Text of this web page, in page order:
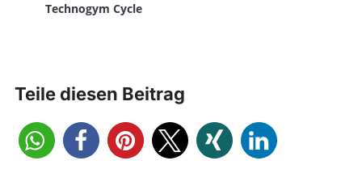
Technogym Cycle
Teile diesen Beitrag